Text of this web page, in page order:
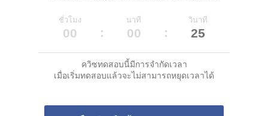
ชั่วโมง นาที วินาที
00 00 25
ควิซทดสอบนี้มีการจำกัดเวลา
เมื่อเริ่มทดสอบแล้วจะไม่สามารถหยุดเวลาได้